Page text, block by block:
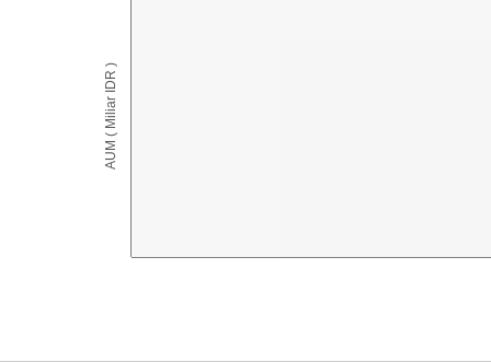
AUM ( Miliar IDR )